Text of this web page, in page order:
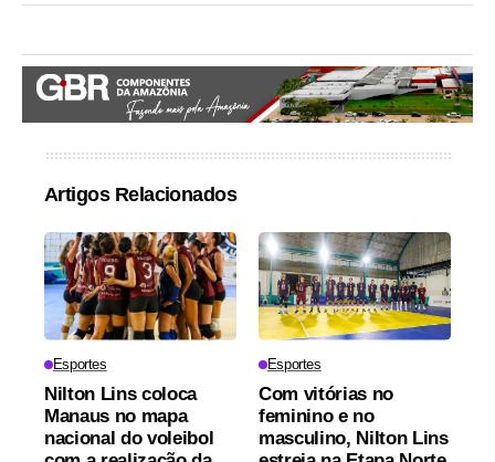
Artigos Relacionados
Esportes
Nilton Lins coloca
Manaus no mapa
nacional do voleibol
Esportes
Com vitórias no
feminino e no
masculino, Nilton Lins